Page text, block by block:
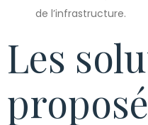
de l’infrastructure.
Les